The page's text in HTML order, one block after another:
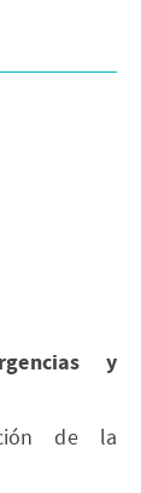
y
de la